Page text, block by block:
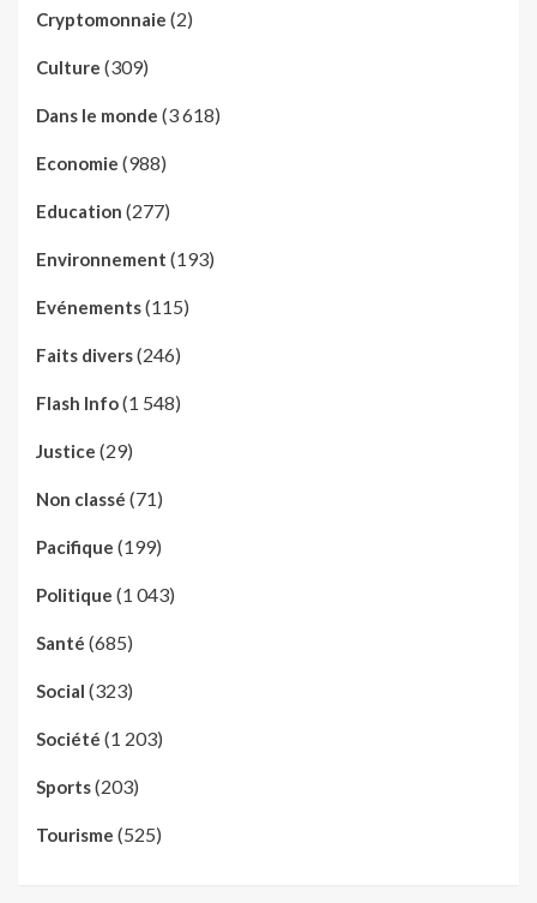
Cryptomonnaie (2)
Culture (309)
Dans le monde (3 618)
Economie (988)
Education (277)
Environnement (193)
Evénements(115)
Faits divers(246)
Flash Info(1 548)
Justice (29)
Non classé (71)
Pacifique (199)
Politique (1 043)
Santé (685)
Social (323)
Société (1 203)
Sports(203)
Tourisme (525)